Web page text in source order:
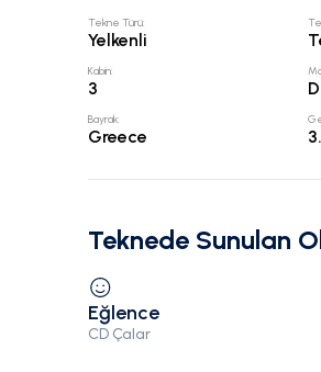
Tekne Türü:
Yelkenli
Kabin:
3
Bayrak:
Greece
Teknede Sunulan
Eğlence
CD Çalar